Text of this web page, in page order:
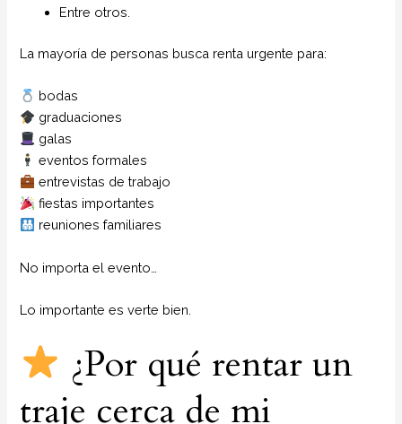
Entre otros.
La mayoría de personas busca renta urgente para:
bodas
graduaciones
galas
eventos formales
entrevistas de trabajo
fiestas importantes
reuniones familiares
No importa el evento…
Lo importante es verte bien.
¿Por qué rentar un
traje cerca de mi